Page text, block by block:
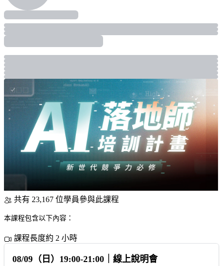
共有 23,167 位學員參與此課程
本課程包含以下內容：
課程長度約 2 小時
08/09（日）19:00-21:00｜線上說明會